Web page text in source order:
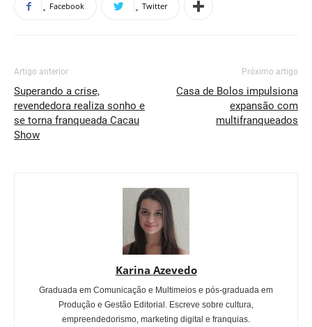
Facebook Twitter
Artigo anterior
Superando a crise,
revendedora realiza sonho e
se torna franqueada Cacau
Show
Próximo artigo
Casa de Bolos impulsiona
expansão com
multifranqueados
Karina Azevedo
Graduada em Comunicação e Multimeios e pós-graduada em
Produção e Gestão Editorial. Escreve sobre cultura,
empreendedorismo, marketing digital e franquias.